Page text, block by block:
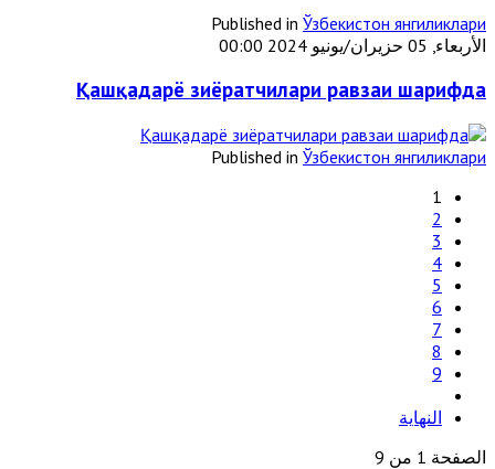
Published in Ўзбекистон янгиликлари
الأربعاء, 05 حزيران/يونيو 2024 00:00
Қашқадарё зиёратчилари равзаи шарифда
Published in Ўзбекистон янгиликлари
1
2
3
4
5
6
7
8
9
النهاية
الصفحة 1 من 9